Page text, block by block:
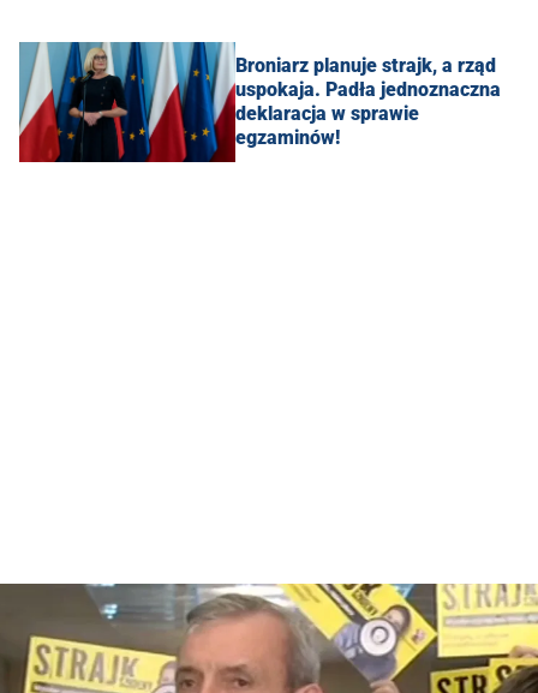
Broniarz planuje strajk, a rząd
uspokaja. Padła jednoznaczna
deklaracja w sprawie
egzaminów!